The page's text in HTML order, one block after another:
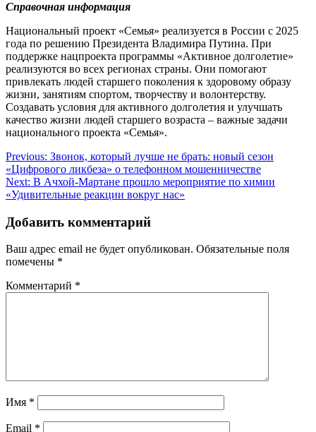
Справочная информация
Национальный проект «Семья» реализуется в России с 2025
года по решению Президента Владимира Путина. При
поддержке нацпроекта программы «Активное долголетие»
реализуются во всех регионах страны. Они помогают
привлекать людей старшего поколения к здоровому образу
жизни, занятиям спортом, творчеству и волонтерству.
Создавать условия для активного долголетия и улучшать
качество жизни людей старшего возраста – важные задачи
национального проекта «Семья».
Навигация
по
записям
Previous: Звонок, который лучше не брать: новый сезон
«Цифрового ликбеза» о телефонном мошенничестве
Next: В Ачхой-Мартане прошло мероприятие по химии
«Удивительные реакции вокруг нас»
Добавить комментарий
Ваш адрес email не будет опубликован. Обязательные поля
помечены *
Комментарий *
Имя *
Email *